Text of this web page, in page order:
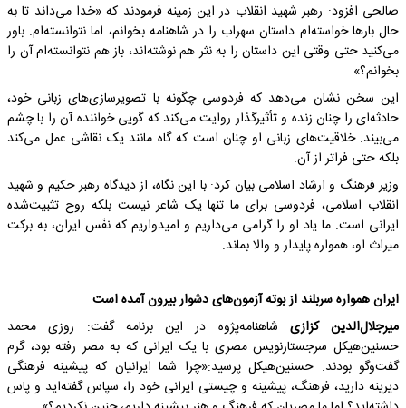
صالحی افزود: رهبر شهید انقلاب در این زمینه فرمودند که «خدا می‌داند تا به
حال بارها خواسته‌ام داستان سهراب را در شاهنامه بخوانم، اما نتوانسته‌ام. باور
می‌کنید حتی وقتی این داستان را به نثر هم نوشته‌اند، باز هم نتوانسته‌ام آن را
بخوانم؟»
این سخن نشان می‌دهد که فردوسی چگونه با تصویرسازی‌های زبانی خود،
حادثه‌ای را چنان زنده و تأثیرگذار روایت می‌کند که گویی خواننده آن را با چشم
می‌بیند. خلاقیت‌های زبانی او چنان است که گاه مانند یک نقاشی عمل می‌کند
بلکه حتی فراتر از آن.
وزیر فرهنگ و ارشاد اسلامی بیان کرد: با این نگاه، از دیدگاه رهبر حکیم و شهید
انقلاب اسلامی، فردوسی برای ما تنها یک شاعر نیست بلکه روح تثبیت‌شده
ایرانی است. ما یاد او را گرامی می‌داریم و امیدواریم که نفَس ایران، به برکت
میراث او، همواره پایدار و والا بماند.
ایران همواره سربلند از بوته آزمون‌های دشوار بیرون آمده است
میرجلال‌الدین کزازی شاهنامه‌پژوه در این برنامه گفت: روزی محمد
حسنین‌هیکل سرجستارنویس مصری با یک ایرانی که به مصر رفته بود، گرم
گفت‌وگو بودند. حسنین‌هیکل پرسید:«چرا شما ایرانیان که پیشینه فرهنگی
دیرینه دارید، فرهنگ، پیشینه و چیستی ایرانی خود را، سپاس گفته‌اید و پاس